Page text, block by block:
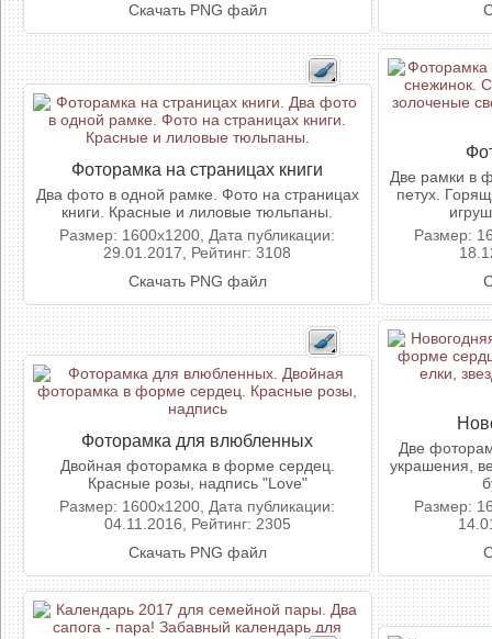
Скачать PNG файл
Фоторамка на страницах книги
Два фото в одной рамке. Фото на страницах
книги. Красные и лиловые тюльпаны.
Размер: 1600x1200, Дата публикации:
29.01.2017, Рейтинг: 3108
Скачать PNG файл
Две рамки в
петух.
Размер:
Фоторамка для влюбленных
Двойная фоторамка в форме сердец.
Красные розы, надпись "Love"
Размер: 1600x1200, Дата публикации:
04.11.2016, Рейтинг: 2305
Скачать PNG файл
Две
украшения,
Размер: